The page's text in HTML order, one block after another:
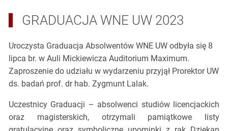
GRADUACJA WNE UW 2023
Uroczysta Graduacja Absolwentów WNE UW odbyła się 8
lipca br. w Auli Mickiewicza Auditorium Maximum.
Zaproszenie do udziału w wydarzeniu przyjął Prorektor UW
ds. badań prof. dr hab. Zygmunt Lalak.
Uczestnicy Graduacji – absolwenci studiów licencjackich
oraz magisterskich, otrzymali pamiątkowe listy